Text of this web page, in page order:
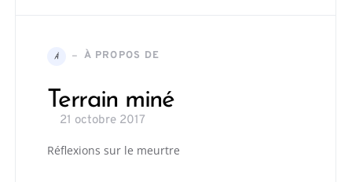
À À PROPOS DE
Terrain miné
21 octobre 2017
Réflexions sur le meurtre